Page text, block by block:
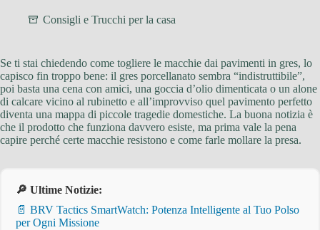
Consigli e Trucchi per la casa
Se ti stai chiedendo come togliere le macchie dai pavimenti in gres, lo
capisco fin troppo bene: il gres porcellanato sembra “indistruttibile”,
poi basta una cena con amici, una goccia d’olio dimenticata o un alone
di calcare vicino al rubinetto e all’improvviso quel pavimento perfetto
diventa una mappa di piccole tragedie domestiche. La buona notizia è
che il prodotto che funziona davvero esiste, ma prima vale la pena
capire perché certe macchie resistono e come farle mollare la presa.
🔎 Ultime Notizie:
📄 BRV Tactics SmartWatch: Potenza Intelligente al Tuo Polso
per Ogni Missione